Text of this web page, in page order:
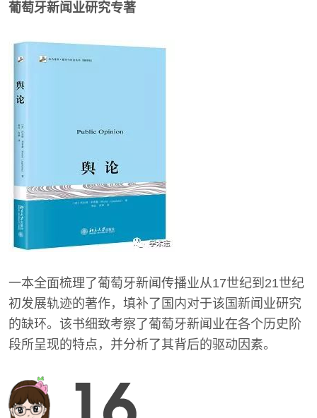
葡萄牙新闻业研究专著
一本全面梳理了葡萄牙新闻传播业从17世纪到21世纪
初发展轨迹的著作，填补了国内对于该国新闻业研究
的缺环。该书细致考察了葡萄牙新闻业在各个历史阶
段所呈现的特点，并分析了其背后的驱动因素。